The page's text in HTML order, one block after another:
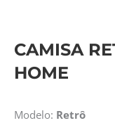
CAMISA
HOME
Modelo: Retrô